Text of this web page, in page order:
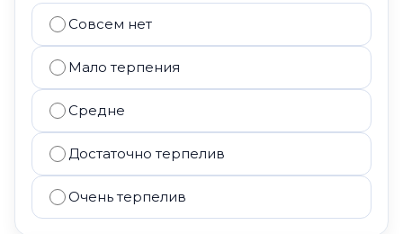
Совсем нет
Мало терпения
Средне
Достаточно терпелив
Очень терпелив